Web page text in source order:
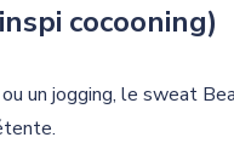
cocooning)
ou un jogging, le sweat